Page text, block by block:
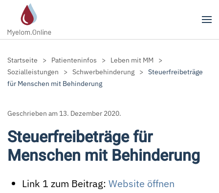
Zum Hauptinhalt springen
Startseite Patienteninfos
Leben mit MM
Sozialleistungen
Schwerbehinderung
Steuerfreibeträge
für Menschen mit Behinderung
Geschrieben am 13. Dezember 2020.
Steuerfreibeträge für
Menschen mit Behinderung
Link 1 zum Beitrag: Website öffnen